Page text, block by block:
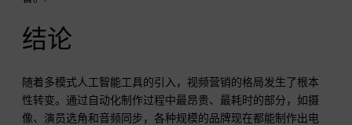
结论
随着多模式人工智能工具的引入，视频营销的格局发生了根本
性转变。通过自动化制作过程中最昂贵、最耗时的部分，如摄
像、演员选角和音频同步，各种规模的品牌现在都能制作出电